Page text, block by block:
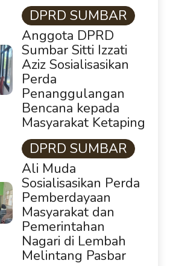
DPRD SUMBAR
Anggota DPRD
Sumbar Sitti Izzati
Aziz Sosialisasikan
Perda
Penanggulangan
Bencana kepada
Masyarakat Ketaping
DPRD SUMBAR
Ali Muda
Sosialisasikan Perda
Pemberdayaan
Masyarakat dan
Pemerintahan
Nagari di Lembah
Melintang Pasbar